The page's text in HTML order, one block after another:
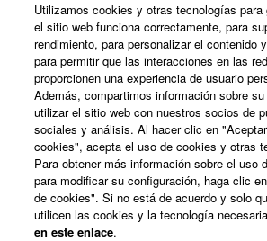
Acerca de Yamaha
España - Spanish
Empresa
Utilizamos cookies y otras tecnologías para
el sitio web funciona correctamente, para
rendimiento, para personalizar el contenido
para permitir que las interacciones en las
proporcionen una experiencia de usuario
Además, compartimos información sobre
utilizar el sitio web con nuestros socios de
sociales y análisis. Al hacer clic en
cookies", acepta el uso de cookies y otras
Para obtener más información sobre el uso
para modificar su configuración, haga clic
de cookies". Si no está de acuerdo y solo
utilicen las cookies y la tecnología
en este enlace.